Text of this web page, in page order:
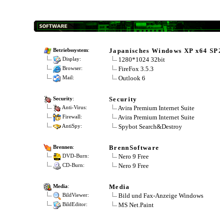
Betriebssystem: Japanisches Windows XP x64
Display: 1280*1024 32bit
Browser: FireFox 3.5.3
Mail: Outlook 6
Security: Security
Anti-Virus: Avira Premium Internet Suite
Firewall: Avira Premium Internet Suite
AntiSpy: Spybot Search&Destroy
Brennen: BrennSoftware
DVD-Burn: Nero 9 Free
CD-Burn: Nero 9 Free
Media: Media
BildViewer: Bild und Fax-Anzeige Windows
BildEditor: MS Net.Paint